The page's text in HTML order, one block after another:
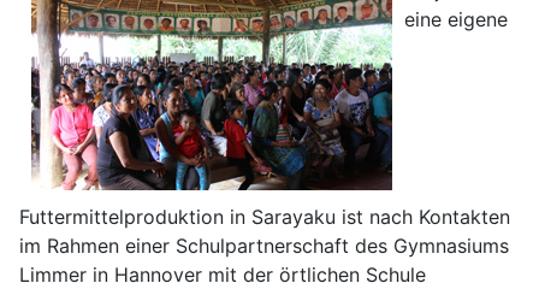
eine eigene
Futtermittelproduktion in Sarayaku ist nach Kontakten
im Rahmen einer Schulpartnerschaft des Gymnasiums
Limmer in Hannover mit der örtlichen Schule